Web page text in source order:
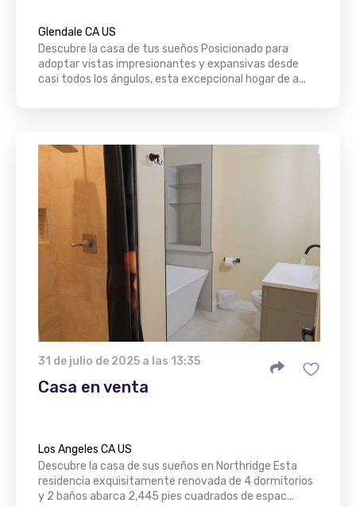
Glendale CA US
Descubre la casa de tus sueños Posicionado para
adoptar vistas impresionantes y expansivas desde
casi todos los ángulos, esta excepcional hogar de a...
31 de julio de 2025 a las 13:35
Casa en venta
Los Angeles CA US
Descubre la casa de sus sueños en Northridge Esta
residencia exquisitamente renovada de 4 dormitorios
y 2 baños abarca 2,445 pies cuadrados de espac...